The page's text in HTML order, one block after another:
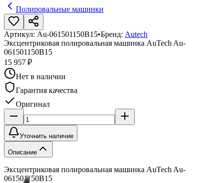
Полировальные машинки
Артикул: Au-061501150B15•Бренд: Autech
Эксцентриковая полировальная машинка AuTech Au-
061501150B15
15 957 ₽
Нет в наличии
Гарантия качества
Оригинал
Уточнить наличие
Описание
Эксцентриковая полировальная машинка AuTech Au-
061501150B15